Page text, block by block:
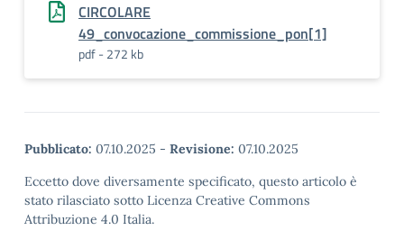
CIRCOLARE
49_convocazione_commissione_pon[1]
pdf - 272 kb
Pubblicato: 07.10.2025 - Revisione: 07.10.2025
Eccetto dove diversamente specificato, questo articolo è
stato rilasciato sotto Licenza Creative Commons
Attribuzione 4.0 Italia.